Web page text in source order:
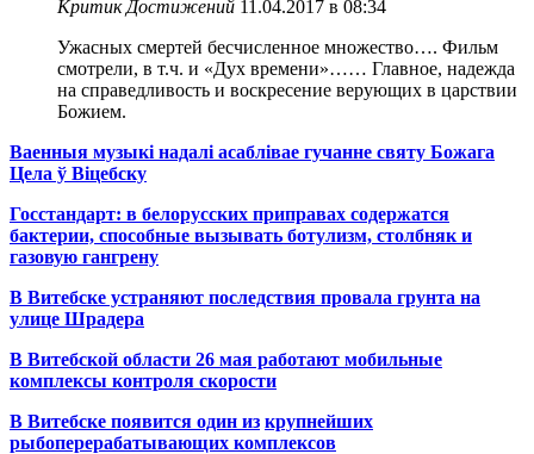
Критик Достижений 11.04.2017 в 08:34
Ужасных смертей бесчисленное множество…. Фильм
смотрели, в т.ч. и «Дух времени»…… Главное, надежда
на справедливость и воскресение верующих в царствии
Божием.
Ваенныя музыкі надалі асаблівае гучанне святу Божага
Цела ў Віцебску
Госстандарт: в белорусских приправах содержатся
бактерии, способные вызывать ботулизм, столбняк и
газовую гангрену
В Витебске устраняют последствия провала грунта на
улице Шрадера
В Витебской области 26 мая работают мобильные
комплексы контроля скорости
В Витебске появится один из крупнейших
рыбоперерабатывающих комплексов